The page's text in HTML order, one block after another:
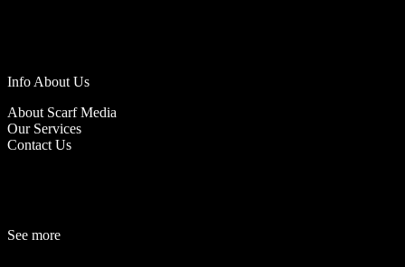
Info About Us
About Scarf Media
Our Services
Contact Us
See more